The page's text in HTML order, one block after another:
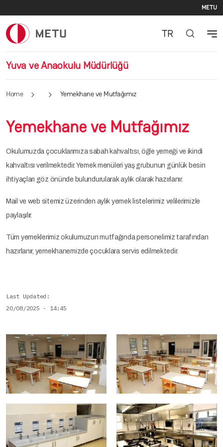
METU
Yuva ve Anaokulu Müdürlüğü
TR
Home Yemekhane ve Mutfağımız
Yemekhane ve Mutfağımız
Okulumuzda çocuklarımıza sabah kahvaltısı, öğle yemeği ve ikindi
kahvaltısı verilmektedir. Yemek menüleri yaş grubunun günlük besin
ihtiyaçları göz önünde bulundurularak aylık olarak hazırlanır.
Mail ve web sitemiz üzerinden aylık yemek listelerimiz velilerimizle
paylaşılır.
Tüm yemeklerimiz okulumuzun mutfağında personelimiz tarafından
hazırlanır, yemekhanemizde çocuklara servis edilmektedir.
Last Updated
20/08/2025 - 14:45